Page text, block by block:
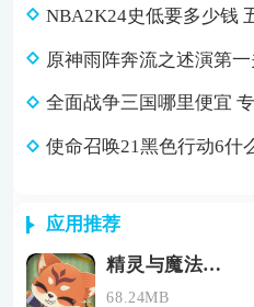
NBA2K24史低要多少钱
原神雨阵奔流之述演第一关怎么过
全面战争三国哪里便宜 专属
使命召唤21黑色行动6什么时候打折
应用推荐
精灵与魔法最新版下载
68.24MB